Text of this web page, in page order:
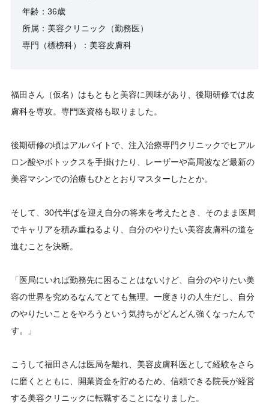
年齢：36歳
所属：美容クリニック（勤務医）
専門（標榜科）：美容皮膚科
福田さん（仮名）はもともと美容に興味があり、後期研修では皮
膚科を専攻。専門医資格も取りました。
後期研修の頃はアルバイトで、注入治療専門クリニックでヒアル
ロン酸やボトックスを手掛けたり、レーザーや高周波など最新の
美容マシンでの治療もひととおりマスターしたとか。
そして、30代半ばを迎え自分の将来を考えたとき、そのまま医局
でキャリアを積み重ねるより、自分のやりたい美容皮膚科の道を
進むことを決断。
「医局にいれば勤務先に困ることはないけど、自分のやりたい美
容の世界を究めるなんてとても無理。一度きりの人生だし、自分
のやりたいことをやろうという気持ちがどんどん強くなったんで
す。」
こうして福田さんは医局を離れ、美容皮膚科医として経験をさら
に磨くとともに、開業資金を貯めるため、信頼できる院長が経営
する美容クリニックに転職することになりました。